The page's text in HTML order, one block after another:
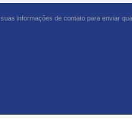
informações de contato para enviar